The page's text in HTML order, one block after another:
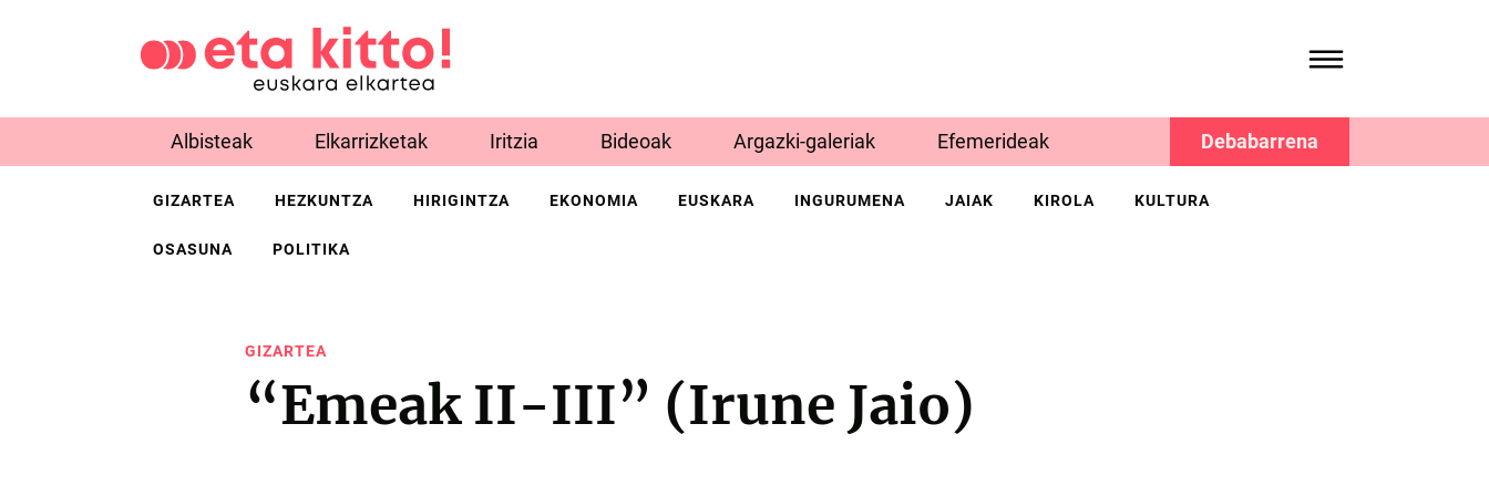
Albisteak Elkarrizketak Iritzia Bideoak Argazki-galeriak Efemerideak Debabarrena
GIZARTEA HEZKUNTZA HIRIGINTZA EKONOMIA EUSKARA INGURUMENA JAIAK KIROLA KULTURA
OSASUNA POLITIKA
GIZARTEA
“Emeak II-III” (Irune Jaio)